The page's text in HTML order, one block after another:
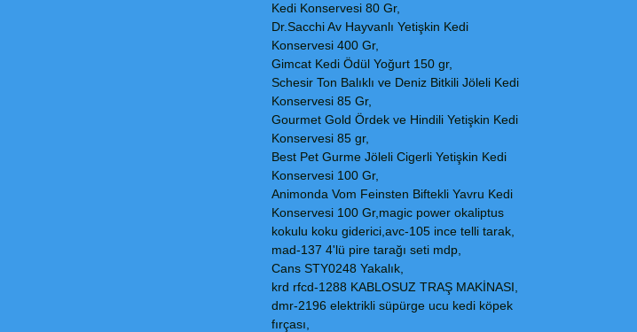
Kedi Konservesi 80 Gr,
Dr.Sacchi Av Hayvanlı Yetişkin Kedi
Konservesi 400 Gr,
Gimcat Kedi Ödül Yoğurt 150 gr,
Schesir Ton Balıklı ve Deniz Bitkili Jöleli Kedi
Konservesi 85 Gr,
Gourmet Gold Ördek ve Hindili Yetişkin Kedi
Konservesi 85 gr,
Best Pet Gurme Jöleli Cigerli Yetişkin Kedi
Konservesi 100 Gr,
Animonda Vom Feinsten Biftekli Yavru Kedi
Konservesi 100 Gr,magic power okaliptus
kokulu koku giderici,avc-105 ince telli tarak,
mad-137 4'lü pire tarağı seti mdp,
Cans STY0248 Yakalık,
krd rfcd-1288 KABLOSUZ TRAŞ MAKİNASI,
dmr-2196 elektrikli süpürge ucu kedi köpek
fırçası,